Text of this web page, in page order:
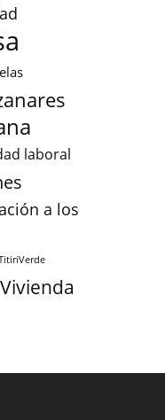
laboral
a los